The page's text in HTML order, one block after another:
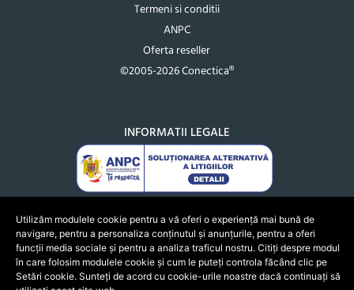
Termeni si conditii
ANPC
Oferta reseller
©2005-2026 Conectica®
INFORMATII LEGALE
Utilizăm modulele cookie pentru a vă oferi o experiență mai bună de
navigare, pentru a personaliza conținutul și anunțurile, pentru a oferi
funcții media sociale și pentru a analiza traficul nostru. Citiți despre modul
în care folosim modulele cookie și cum le puteți controla făcând clic pe
Setări cookie. Sunteți de acord cu cookie-urile noastre dacă continuați să